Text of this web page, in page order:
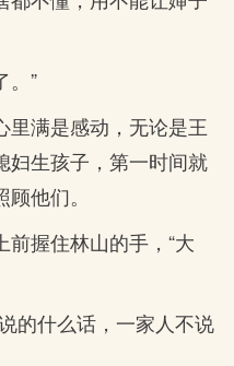
。”
里满是感动，无论是王
妇生孩子，第一时间就
他们。
握住林山的手，“大
的什么话，一家人不说